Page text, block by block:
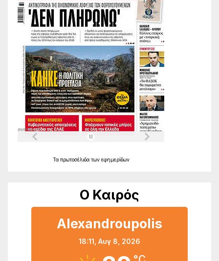
Τα πρωτοσέλιδα των εφημερίδων
Ο Καιρός
Alexandroupolis
18:11, Αυγ 8, 2026